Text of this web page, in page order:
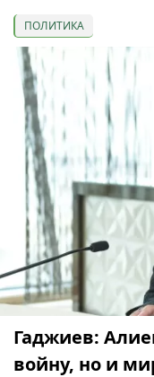
ПОЛИТИКА
Гаджиев:
войну, но и